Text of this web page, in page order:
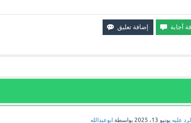
عليه يونيو 13، 2025 بواسطة ابوعبدالله